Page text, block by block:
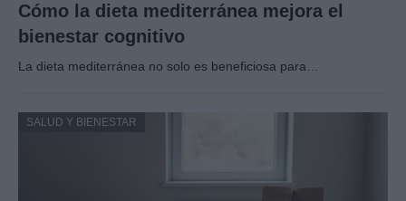
Cómo la dieta mediterránea mejora el
bienestar cognitivo
La dieta mediterránea no solo es beneficiosa para…
SALUD Y BIENESTAR